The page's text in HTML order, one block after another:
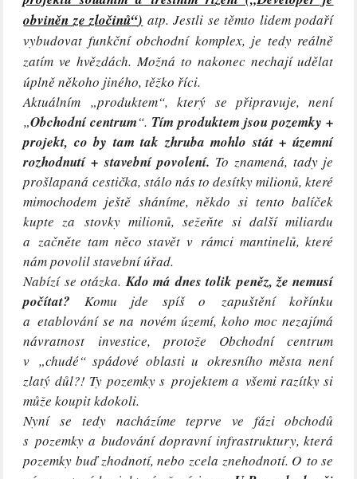
obviněn ze zločinů“) atp. Jestli se těmto lidem podaří
vybudovat funkční obchodní komplex, je tedy reálně
zatím ve hvězdách. Možná to nakonec nechají udělat
úplně někoho jiného, těžko říci.
Aktuálním „produktem“, který se připravuje, není
„Obchodní centrum“. Tím produktem jsou pozemky +
projekt, co by tam tak zhruba mohlo stát + územní
rozhodnutí + stavební povolení. To znamená, tady je
prošlapaná cestička, stálo nás to desítky milionů, které
mimochodem ještě sháníme, někdo si tento balíček
kupte za stovky milionů, sežeňte si další miliardu
a začněte tam něco stavět v rámci mantinelů, které
nám povolil stavební úřad.
Nabízí se otázka.Kdo má dnes tolik peněz, že nemusí
počítat? Komu jde spíš o zapuštění kořínku
a etablování se na novém území, koho moc nezajímá
návratnost investice, protože Obchodní centrum
v „chudé“ spádové oblasti u okresního města není
zlatý důl?! Ty pozemky s projektem a všemi razítky si
může koupit kdokoli.
Nyní se tedy nacházíme teprve ve fázi obchodů
s pozemky a budování dopravní infrastruktury, která
pozemky buď zhodnotí, nebo zcela znehodnotí. O to se